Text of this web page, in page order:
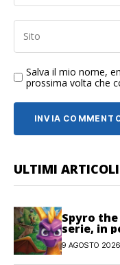
Salva il mio nome,
prossima volta che
ULTIMI ARTICOLI
Spyro
serie, in
9 AGOSTO 2026